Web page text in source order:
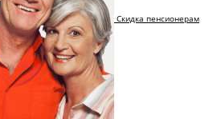
Скидка пенсионерам